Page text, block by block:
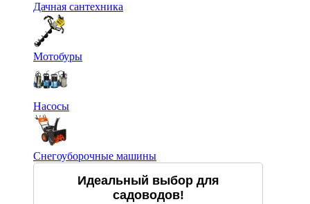
Дачная сантехника
Мотобуры
Насосы
Снегоуборочные машины
Идеальный выбор для
садоводов!